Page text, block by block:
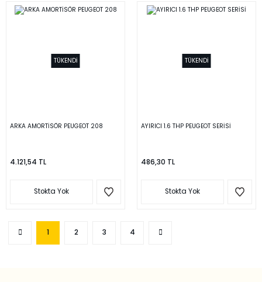
TÜKENDİ
ARKA AMORTİSÖR PEUGEOT 208
4.121,54 TL
Stokta Yok
TÜKENDİ
AYIRICI 1.6 THP PEUGEOT SERİSİ
486,30 TL
Stokta Yok
1 2 3 4